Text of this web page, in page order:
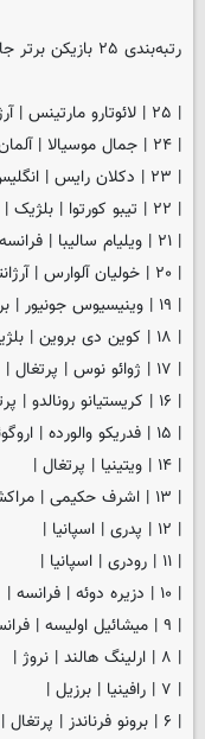
رتبه‌بندی ۲۵ بازیکن برتر جام جهانی ۲۰۲۶:
| ۲۵ | لائوتارو مارتینس | آرژانتین |
| ۲۴ | جمال موسیالا | آلمان |
| ۲۳ | دکلان رایس | انگلیس |
| ۲۲ | تیبو کورتوا | بلژیک |
| ۲۱ | ویلیام سالیبا | فرانسه |
| ۲۰ | خولیان آلوارس | آرژانتین |
| ۱۹ | وینیسیوس جونیور | برزیل |
| ۱۸ | کوین دی بروین | بلژیک |
| ۱۷ | ژوائو نوس | پرتغال |
| ۱۶ | کریستیانو رونالدو | پرتغال |
| ۱۵ | فدریکو والورده | اروگوئه |
| ۱۴ | ویتینیا | پرتغال |
| ۱۳ | اشرف حکیمی | مراکش |
| ۱۲ | پدری | اسپانیا |
| ۱۱ | رودری | اسپانیا |
| ۱۰ | دزیره دوئه | فرانسه |
| ۹ | میشائیل اولیسه | فرانسه |
| ۸ | ارلینگ هالند | نروژ |
| ۷ | رافینیا | برزیل |
| ۶ | برونو فرناندز | پرتغال |